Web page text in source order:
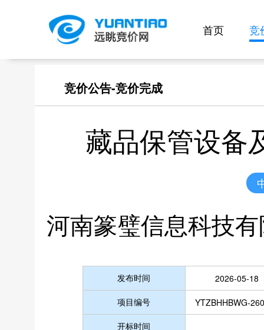
首页 竞
竞价公告-竞价完成
藏品保管设备
河南篆璧信息科技
发布时间
2026-05-18
项目编号
YTZBHHBWG-
开标时间